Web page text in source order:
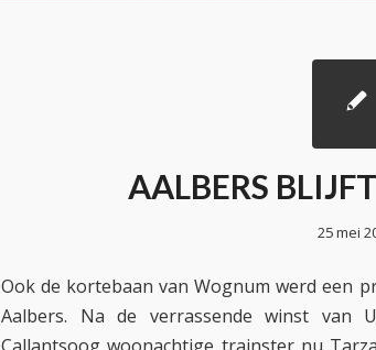
AALBERS
25 mei
Ook de kortebaan van Wognum werd een
Aalbers. Na de verrassende winst van